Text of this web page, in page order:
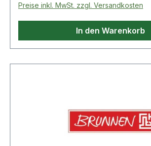
Preise inkl. MwSt. zzgl. Versandkosten
In den Warenkorb